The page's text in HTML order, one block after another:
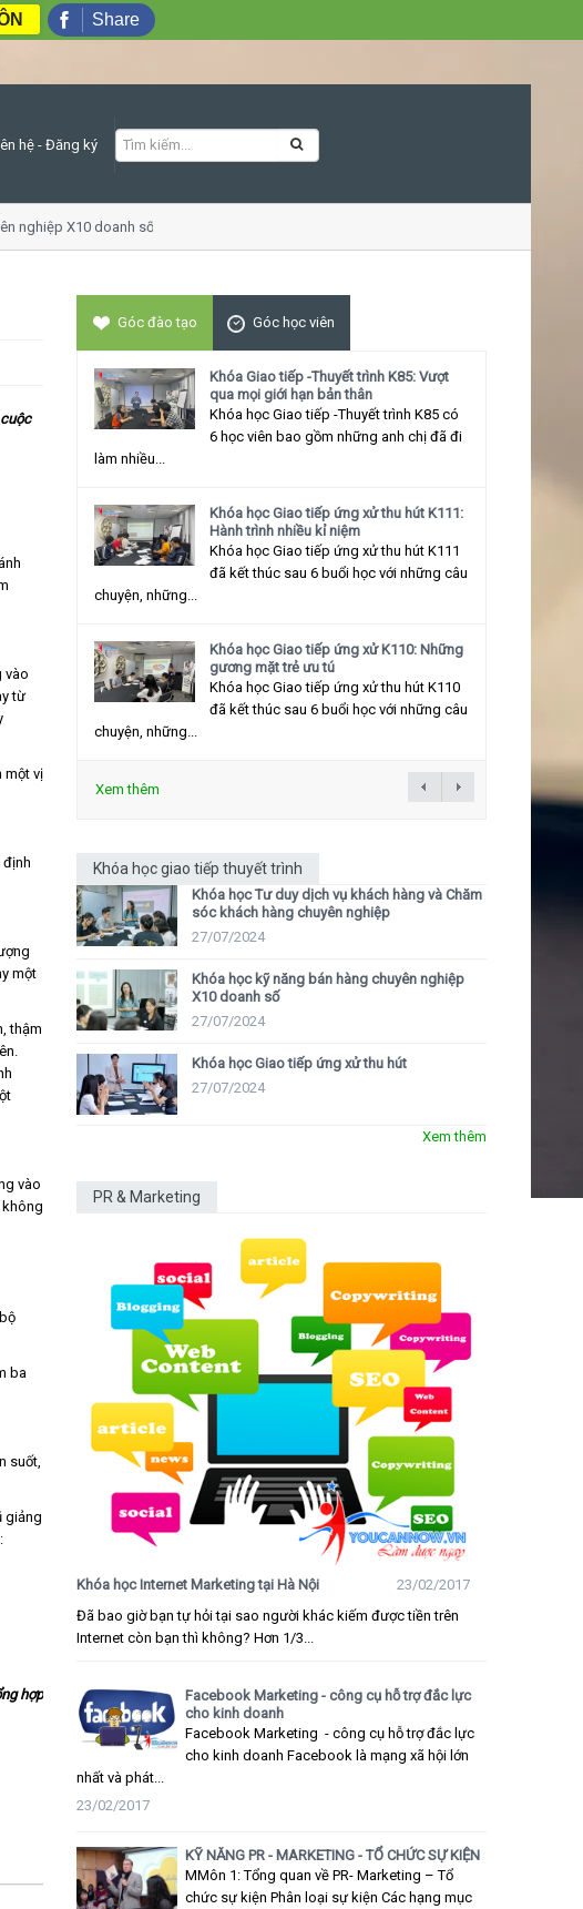
hệ - Đăng ký
X10 doanh số
vào
từ
một vị
định
một
thậm
vào
không
ba
suốt,
giảng
hợp
Góc đào tạo Góc học viên
Khóa Giao tiếp -Thuyết trình K85: Vượt
qua mọi giới hạn bản thân
Khóa học Giao tiếp -Thuyết trình K85 có
6 học viên bao gồm những anh chị đã đi
làm nhiều...
Khóa học Giao tiếp ứng xử thu hút K111:
Hành trình nhiều kỉ niệm
Khóa học Giao tiếp ứng xử thu hút K111
đã kết thúc sau 6 buổi học với những câu
chuyện, những...
Khóa học Giao tiếp ứng xử K110: Những
gương mặt trẻ ưu tú
Khóa học Giao tiếp ứng xử thu hút K110
đã kết thúc sau 6 buổi học với những câu
chuyện, những...
Xem thêm
Khóa học giao tiếp thuyết trình
Khóa học Tư duy dịch vụ khách hàng và Chăm
sóc khách hàng chuyên nghiệp
27/07/2024
Khóa học kỹ năng bán hàng chuyên nghiệp
X10 doanh số
27/07/2024
Khóa học Giao tiếp ứng xử thu hút
27/07/2024
Xem thêm
PR & Marketing
Khóa học Internet Marketing tại Hà Nội
23/02/2017
Đã bao giờ bạn tự hỏi tại sao người khác kiếm được tiền trên
Internet còn bạn thì không? Hơn 1/3...
Facebook Marketing - công cụ hỗ trợ đắc lực
cho kinh doanh
Facebook Marketing - công cụ hỗ trợ đắc lực
cho kinh doanh Facebook là mạng xã hội lớn
nhất và phát...
23/02/2017
KỸ NĂNG PR - MARKETING - TỔ CHỨC SỰ KIỆN
MMôn 1: Tổng quan về PR- Marketing – Tổ
chức sự kiện Phân loại sự kiện Các hạng mục
Share